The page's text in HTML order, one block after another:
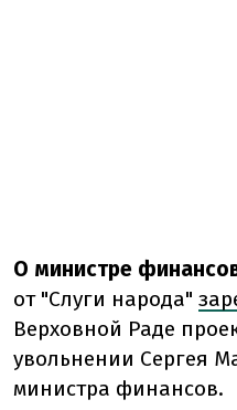
О министре
от "Слуги народа"
Верховной Раде
увольнении Сергея
министра финансов.